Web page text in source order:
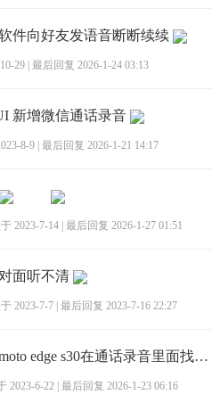
件向好友发语音断断续续
29 最后回复 2026-1-24 03:13
新增微信通话录音
8-9 最后回复 2026-1-21 14:17
2023-7-14 最后回复 2026-1-27 01:51
面听不清
2023-7-7 最后回复 2023-7-16 22:27
[BUG]请求修复moto edge s30在通话录音里面找不到对微信通话进行录音的选项开关的bug的bug
2023-6-22 最后回复 2026-1-23 06:16